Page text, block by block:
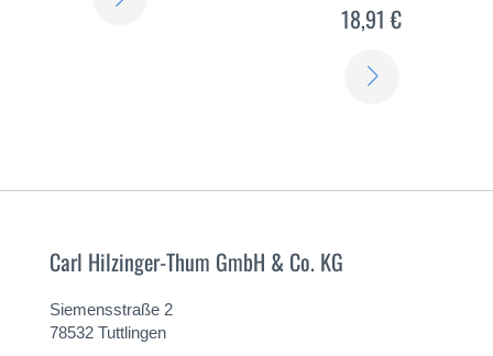
18,91 €
Carl Hilzinger-Thum GmbH & Co. KG
Siemensstraße 2
78532 Tuttlingen